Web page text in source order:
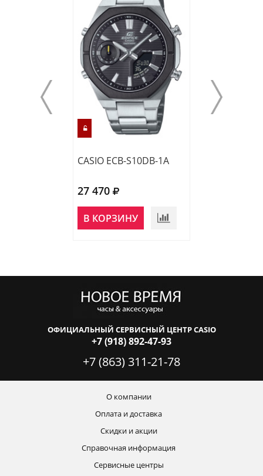
CASIO ECB-S10DB-1A
27 470
В КОРЗИНУ
ОФИЦИАЛЬНЫЙ СЕРВИСНЫЙ ЦЕНТР CASIO
+7 (918) 892-47-93
+7 (863) 311-21-78
О компании
Оплата и доставка
Скидки и акции
Справочная информация
Сервисные центры